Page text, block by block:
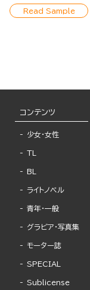
Read Sample
コンテンツ
少女・女性
TL
BL
ライトノベル
青年・一般
グラビア・写真集
モーター誌
SPECIAL
Sublicense